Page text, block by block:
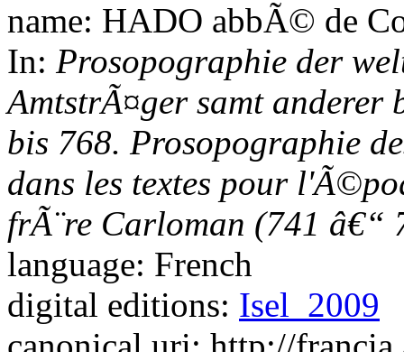
name: HADO abbÃ© de
In: Prosopographie der
AmtstrÃ¤ger samt anderer
bis 768. Prosopographie
dans les textes pour
frÃ¨re Carloman (741 â€“
language: French
digital editions: Isel_2009